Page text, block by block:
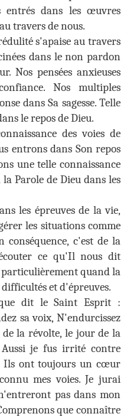
entrés dans les œuvres
travers de nous.
s'apaise au travers
dans le non pardon
Nos pensées anxieuses
Nos multiples
dans Sa sagesse. Telle
le repos de Dieu.
des voies de
entrons dans Son repos
une telle connaissance
Parole de Dieu dans les
les épreuves de la vie,
les situations comme
conséquence, c'est de la
ce qu'Il nous dit
quand la
et d'épreuves.
dit le Saint Esprit :
sa voix, N'endurcissez
de la révolte, le jour de la
je fus irrité contre
Ils ont toujours un cœur
mes voies. Je jurai
pas dans mon
que connaître